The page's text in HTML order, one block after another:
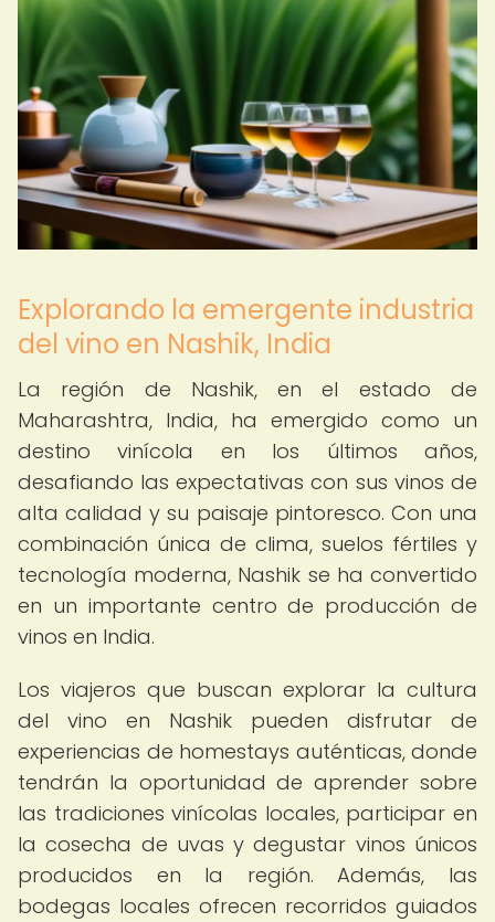
Explorando la emergente industria
del vino en Nashik, India
La región de Nashik, en el estado de
Maharashtra, India, ha emergido como un
destino vinícola en los últimos años,
desafiando las expectativas con sus vinos de
alta calidad y su paisaje pintoresco. Con una
combinación única de clima, suelos fértiles y
tecnología moderna, Nashik se ha convertido
en un importante centro de producción de
vinos en India.
Los viajeros que buscan explorar la cultura
del vino en Nashik pueden disfrutar de
experiencias de homestays auténticas, donde
tendrán la oportunidad de aprender sobre
las tradiciones vinícolas locales, participar en
la cosecha de uvas y degustar vinos únicos
producidos en la región. Además, las
bodegas locales ofrecen recorridos guiados